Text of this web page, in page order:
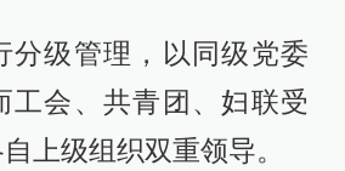
分级管理，以同级党委
工会、共青团、妇联受
上级组织双重领导。